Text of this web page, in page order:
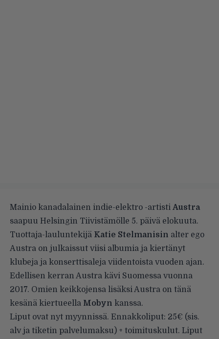
Mainio kanadalainen indie-elektro -artisti Austra
saapuu Helsingin Tiivistämölle 5. päivä elokuuta.
Tuottaja-lauluntekijä Katie Stelmanisin alter ego
Austra on julkaissut viisi albumia ja kiertänyt
klubeja ja konserttisaleja viidentoista vuoden ajan.
Edellisen kerran Austra kävi Suomessa vuonna
2017. Omien keikkojensa lisäksi Austra on tänä
kesänä kiertueella Mobyn kanssa.
Liput ovat nyt myynnissä. Ennakkoliput: 25€ (sis.
alv ja tiketin palvelumaksu) + toimituskulut. Liput